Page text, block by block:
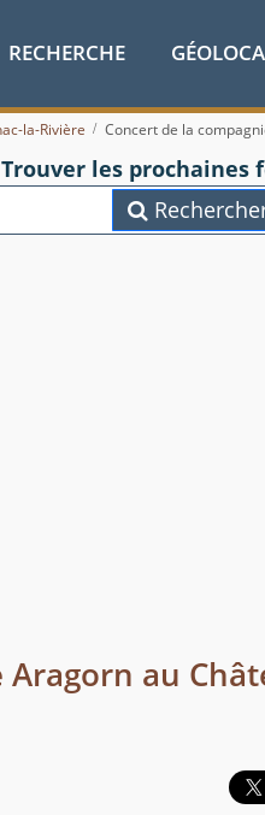
RECHERCHE
la-Rivière Concert de la
Trouver les prochaines
au